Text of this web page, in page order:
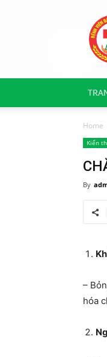
Home
Kiến
By
–
hóa